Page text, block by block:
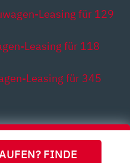
FINDE
Leasing für 129
Leasing für 118
Leasing für 345